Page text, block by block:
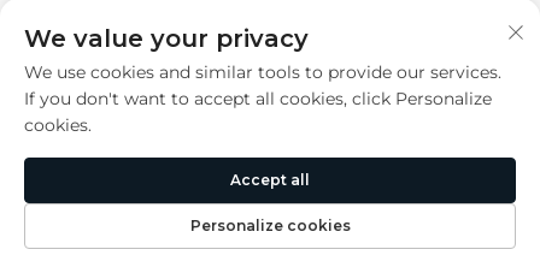
기계 성능 장점
2.가공 효율성 개선
3.대형 및 복잡한 작업물 가공에 적합
5.유연성과 다기능성
6.최적화된 칩 제거 및 냉각
We value your privacy
We use cookies and similar tools to provide our services.
If you don't want to accept all cookies, click Personalize
cookies.
Personalize cookies
Accept all